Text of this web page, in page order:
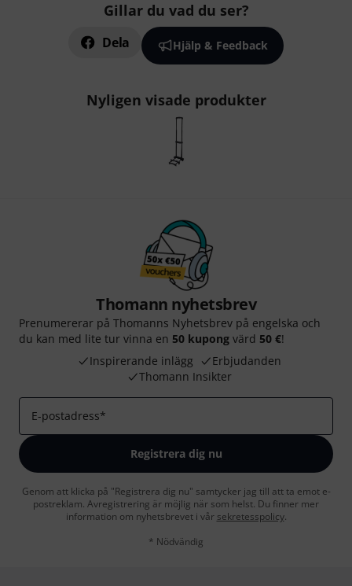
Gillar du vad du ser?
Dela Hjälp & Feedback
Nyligen visade produkter
Thomann nyhetsbrev
Prenumererar på Thomanns Nyhetsbrev på engelska och
du kan med lite tur vinna en 50 kupong värd 50 €!
Inspirerande inlägg
Erbjudanden
Thomann Insikter
E-postadress*
Registrera dig nu
Genom att klicka på "Registrera dig nu" samtycker jag till att ta emot e-
postreklam. Avregistrering är möjlig när som helst. Du finner mer
information om nyhetsbrevet i vår sekretesspolicy.
* Nödvändig